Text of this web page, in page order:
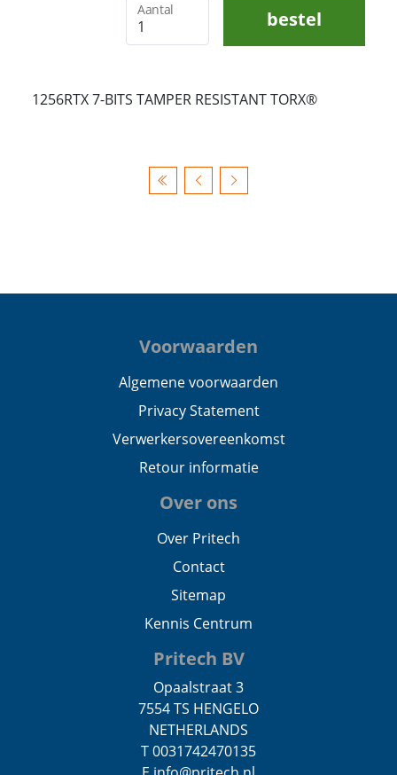
Aantal bestel
1256RTX 7-BITS TAMPER RESISTANT TORX®
Voorwaarden
Algemene voorwaarden
Privacy Statement
Verwerkersovereenkomst
Retour informatie
Over ons
Over Pritech
Contact
Sitemap
Kennis Centrum
Pritech BV
Opaalstraat 3
7554 TS HENGELO
NETHERLANDS
T 0031742470135